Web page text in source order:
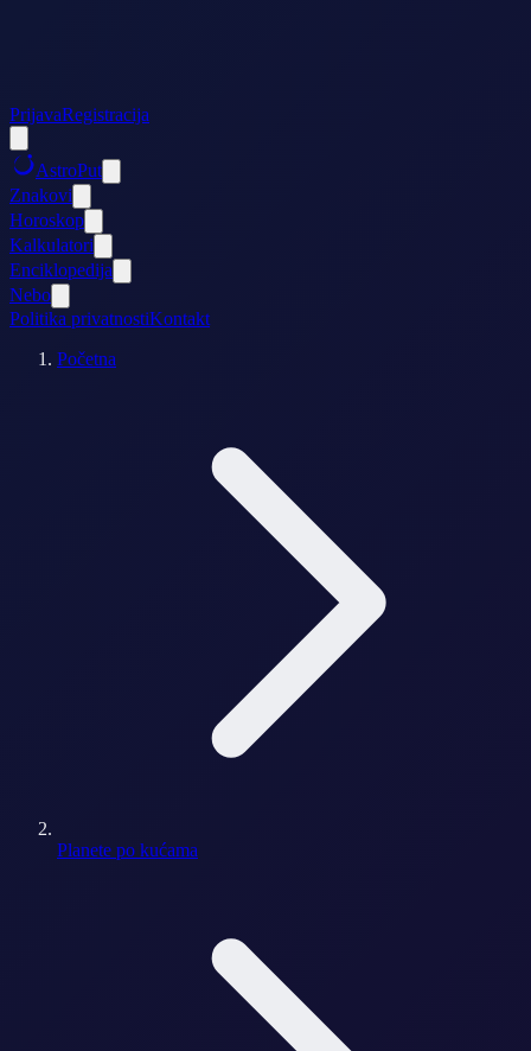
PrijavaRegistracija
AstroPut
Znakovi
Horoskop
Kalkulatori
Enciklopedija
Nebo
Politika privatnostiKontakt
Početna
Planete po kućama